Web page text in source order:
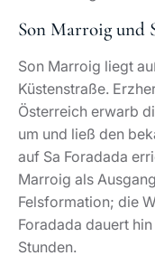
Son Marroig und
Son Marroig liegt
Küstenstraße.
Österreich erwarb
um und ließ den
auf Sa Foradada
Marroig als
Felsformation; die
Foradada dauert
Stunden.